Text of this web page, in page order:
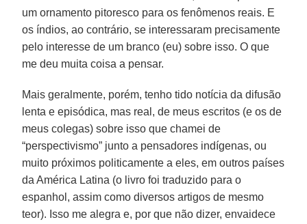
um ornamento pitoresco para os fenômenos reais. E
os índios, ao contrário, se interessaram precisamente
pelo interesse de um branco (eu) sobre isso. O que
me deu muita coisa a pensar.
Mais geralmente, porém, tenho tido notícia da difusão
lenta e episódica, mas real, de meus escritos (e os de
meus colegas) sobre isso que chamei de
“perspectivismo” junto a pensadores indígenas, ou
muito próximos politicamente a eles, em outros países
da América Latina (o livro foi traduzido para o
espanhol, assim como diversos artigos de mesmo
teor). Isso me alegra e, por que não dizer, envaidece